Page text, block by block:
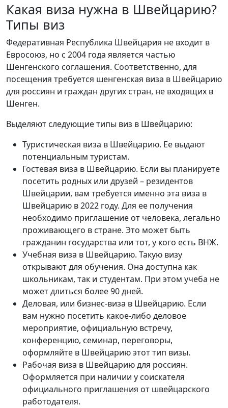
Какая виза нужна в Швейцарию?
Типы виз
Федеративная Республика Швейцария не входит в
Евросоюз, но с 2004 года является частью
Шенгенского соглашения. Соответственно, для
посещения требуется шенгенская виза в Швейцарию
для россиян и граждан других стран, не входящих в
Шенген.
Выделяют следующие типы виз в Швейцарию:
Туристическая виза в Швейцарию. Ее выдают
потенциальным туристам.
Гостевая виза в Швейцарию. Если вы планируете
посетить родных или друзей – резидентов
Швейцарии, вам требуется именно эта виза в
Швейцарию в 2022 году. Для ее получения
необходимо приглашение от человека, легально
проживающего в стране. Это может быть
гражданин государства или тот, у кого есть ВНЖ.
Учебная виза в Швейцарию. Такую визу
открывают для обучения. Она доступна как
школьникам, так и студентам. При этом учеба не
может длиться более 90 дней.
Деловая, или бизнес-виза в Швейцарию. Если
вам нужно посетить какое-либо деловое
мероприятие, официальную встречу,
конференцию, семинар, переговоры,
оформляйте в Швейцарию этот тип визы.
Рабочая виза в Швейцарию для россиян.
Оформляется при наличии у соискателя
официального приглашения от швейцарского
работодателя.